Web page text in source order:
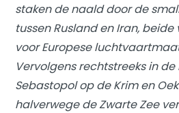
staken de naald door de
tussen Rusland en Iran,
voor Europese
Vervolgens rechtstreeks in
Sebastopol op de Krim en
halverwege de Zwarte Zee